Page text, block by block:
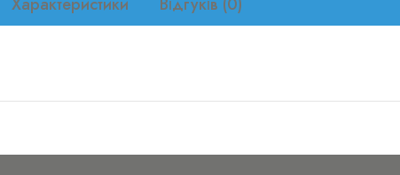
Характеристики Відгуків (0)